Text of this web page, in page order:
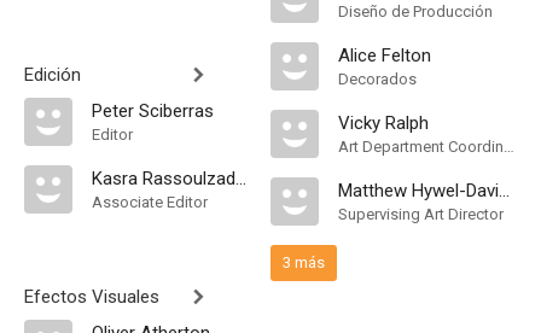
Edición
Peter Sciberras
Editor
Kasra Rassoulzadegan
Associate Editor
Efectos Visuales
Diseño de Producción
Alice Felton
Decorados
Vicky Ralph
Art Department Coordinator
Matthew Hywel-Davies
Supervising Art Director
3 más